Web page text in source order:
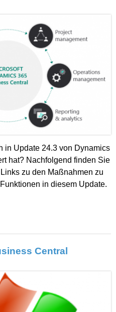
in Update 24.3 von Dynamics
hat? Nachfolgend finden Sie
zu den Maßnahmen zu
in diesem Update.
Central